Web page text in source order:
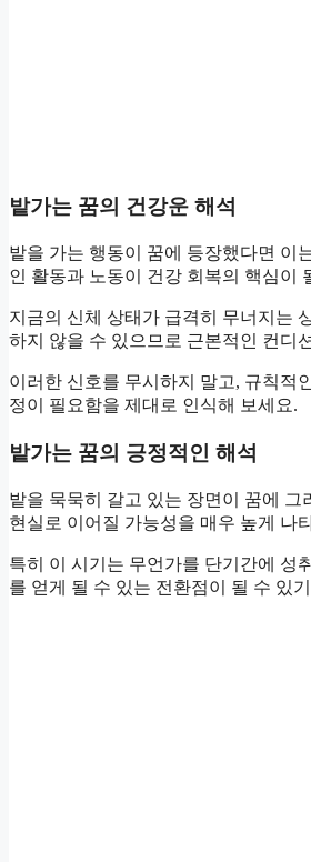
밭가는 꿈의 건강운 해석
밭을 가는 행동이 꿈에 등장했다면 이
인 활동과 노동이 건강 회복의 핵심이
지금의 신체 상태가 급격히 무너지는
하지 않을 수 있으므로 근본적인 컨디
이러한 신호를 무시하지 말고, 규칙적
정이 필요함을 제대로 인식해 보세요.
밭가는 꿈의 긍정적인 해석
밭을 묵묵히 갈고 있는 장면이 꿈에
현실로 이어질 가능성을 매우 높게 나
특히 이 시기는 무언가를 단기간에 성
를 얻게 될 수 있는 전환점이 될 수 있